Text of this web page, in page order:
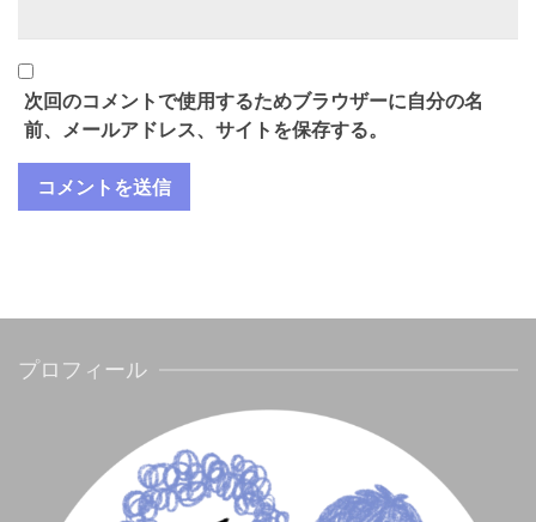
次回のコメントで使用するためブラウザーに自分の名
前、メールアドレス、サイトを保存する。
プロフィール